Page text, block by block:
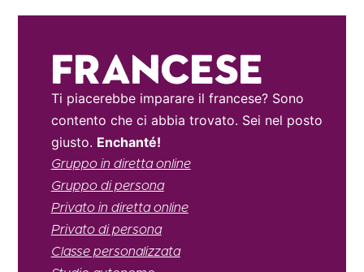
Francese
Ti piacerebbe imparare il francese? Sono
contento che ci abbia trovato. Sei nel posto
giusto. Enchanté!
Gruppo in diretta online
Gruppo di persona
Privato in diretta online
Privato di persona
Classe personalizzata